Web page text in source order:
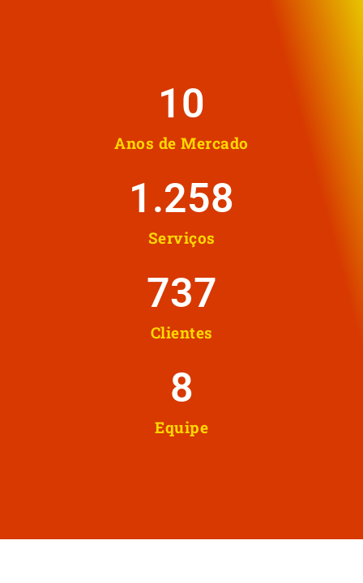
Anos de Mercado
10
Serviços
1.258
Clientes
737
Equipe
8